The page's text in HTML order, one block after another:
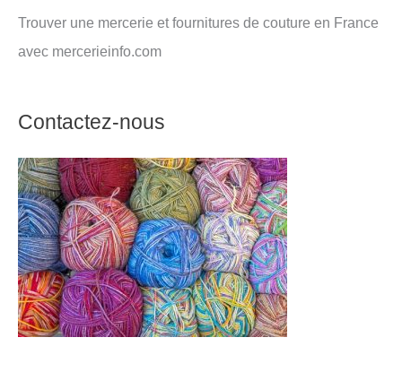
Trouver une mercerie et fournitures de couture en France
avec mercerieinfo.com
Contactez-nous